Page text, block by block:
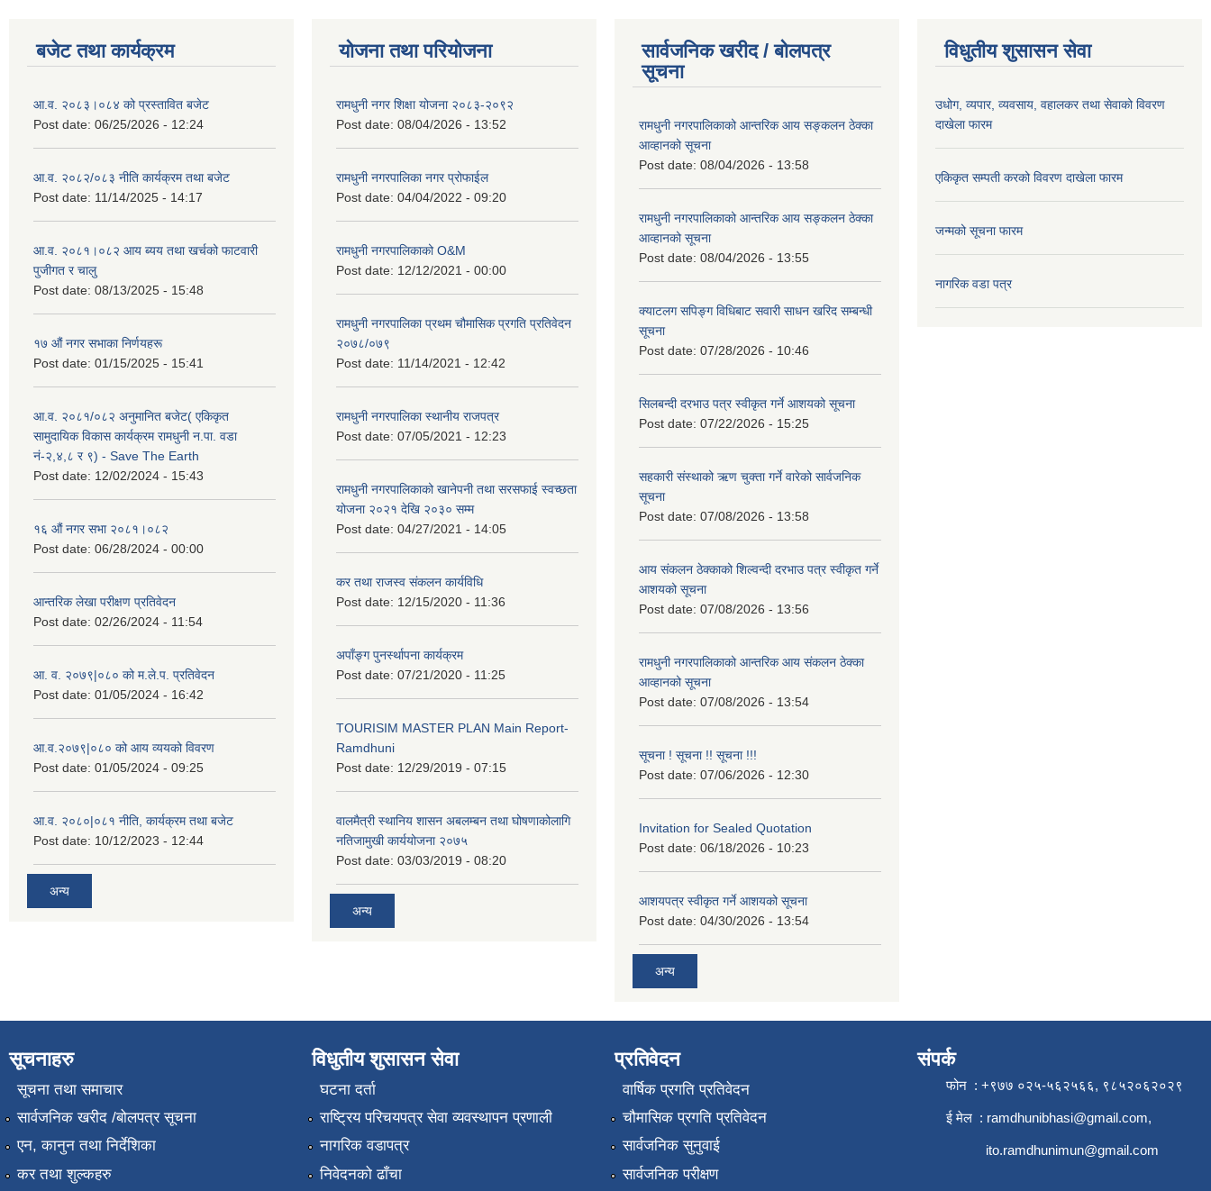
बजेट तथा कार्यक्रम
आ.व. २०८३।०८४ को प्रस्तावित बजेट
Post date: 06/25/2026 - 12:24
आ.व. २०८२/०८३ नीति कार्यक्रम तथा बजेट
Post date: 11/14/2025 - 14:17
आ.व. २०८१।०८२ आय ब्यय तथा खर्चको फाटवारी
पुजीगत र चालु
Post date: 08/13/2025 - 15:48
१७ औं नगर सभाका निर्णयहरू
Post date: 01/15/2025 - 15:41
आ.व. २०८१/०८२ अनुमानित बजेट( एकिकृत
सामुदायिक विकास कार्यक्रम रामधुनी न.पा. वडा
नं-२,४,८ र ९) - Save The Earth
Post date: 12/02/2024 - 15:43
१६ औं नगर सभा २०८१।०८२
Post date: 06/28/2024 - 00:00
आन्तरिक लेखा परीक्षण प्रतिवेदन
Post date: 02/26/2024 - 11:54
आ. व. २०७९|०८० को म.ले.प. प्रतिवेदन
Post date: 01/05/2024 - 16:42
आ.व.२०७९|०८० को आय व्ययको विवरण
Post date: 01/05/2024 - 09:25
आ.व. २०८०|०८१ नीति, कार्यक्रम तथा बजेट
Post date: 10/12/2023 - 12:44
अन्य
योजना तथा परियोजना
रामधुनी नगर शिक्षा योजना २०८३-२०९२
Post date: 08/04/2026 - 13:52
रामधुनी नगरपालिका नगर प्रोफाईल
Post date: 04/04/2022 - 09:20
रामधुनी नगरपालिकाको O&M
Post date: 12/12/2021 - 00:00
रामधुनी नगरपालिका प्रथम चौमासिक प्रगति प्रतिवेदन
२०७८/०७९
Post date: 11/14/2021 - 12:42
रामधुनी नगरपालिका स्थानीय राजपत्र
Post date: 07/05/2021 - 12:23
रामधुनी नगरपालिकाको खानेपनी तथा सरसफाई स्वच्छता
योजना २०२१ देखि २०३० सम्म
Post date: 04/27/2021 - 14:05
कर तथा राजस्व संकलन कार्यविधि
Post date: 12/15/2020 - 11:36
अपाँङ्ग पुनर्स्थापना कार्यक्रम
Post date: 07/21/2020 - 11:25
TOURISIM MASTER PLAN Main Report-
Ramdhuni
Post date: 12/29/2019 - 07:15
वालमैत्री स्थानिय शासन अबलम्बन तथा घोषणाकोलागि
नतिजामुखी कार्ययोजना २०७५
Post date: 03/03/2019 - 08:20
अन्य
सार्वजनिक खरीद / बोलपत्र
सूचना
रामधुनी नगरपालिकाको आन्तरिक आय सङ्कलन ठेक्का
आव्हानको सूचना
Post date: 08/04/2026 - 13:58
रामधुनी नगरपालिकाको आन्तरिक आय सङ्कलन ठेक्का
आव्हानको सूचना
Post date: 08/04/2026 - 13:55
क्याटलग सपिङ्ग विधिबाट सवारी साधन खरिद सम्बन्धी
सूचना
Post date: 07/28/2026 - 10:46
सिलबन्दी दरभाउ पत्र स्वीकृत गर्ने आशयको सूचना
Post date: 07/22/2026 - 15:25
सहकारी संस्थाको ऋण चुक्ता गर्ने वारेको सार्वजनिक
सूचना
Post date: 07/08/2026 - 13:58
आय संकलन ठेक्काको शिल्वन्दी दरभाउ पत्र स्वीकृत गर्ने
आशयको सूचना
Post date: 07/08/2026 - 13:56
रामधुनी नगरपालिकाको आन्तरिक आय संकलन ठेक्का
आव्हानको सूचना
Post date: 07/08/2026 - 13:54
सूचना ! सूचना !! सूचना !!!
Post date: 07/06/2026 - 12:30
Invitation for Sealed Quotation
Post date: 06/18/2026 - 10:23
आशयपत्र स्वीकृत गर्ने आशयको सूचना
Post date: 04/30/2026 - 13:54
अन्य
विधुतीय शुसासन सेवा
उधोग, व्यपार, व्यवसाय, वहालकर तथा सेवाको विवरण
दाखेला फारम
एकिकृत सम्पती करको विवरण दाखेला फारम
जन्मको सूचना फारम
नागरिक वडा पत्र
सूचनाहरु
सूचना तथा समाचार
सार्वजनिक खरीद /बोलपत्र सूचना
एन, कानुन तथा निर्देशिका
कर तथा शुल्कहरु
विधुतीय शुसासन सेवा
घटना दर्ता
राष्ट्रिय परिचयपत्र सेवा व्यवस्थापन प्रणाली
नागरिक वडापत्र
निवेदनको ढाँचा
प्रतिवेदन
वार्षिक प्रगति प्रतिवेदन
चौमासिक प्रगति प्रतिवेदन
सार्वजनिक सुनुवाई
सार्वजनिक परीक्षण
संपर्क
फोन : +९७७ ०२५-५६२५६६, ९८५२०६२०२९
ई मेल : ramdhunibhasi@gmail.com,
ito.ramdhunimun@gmail.com